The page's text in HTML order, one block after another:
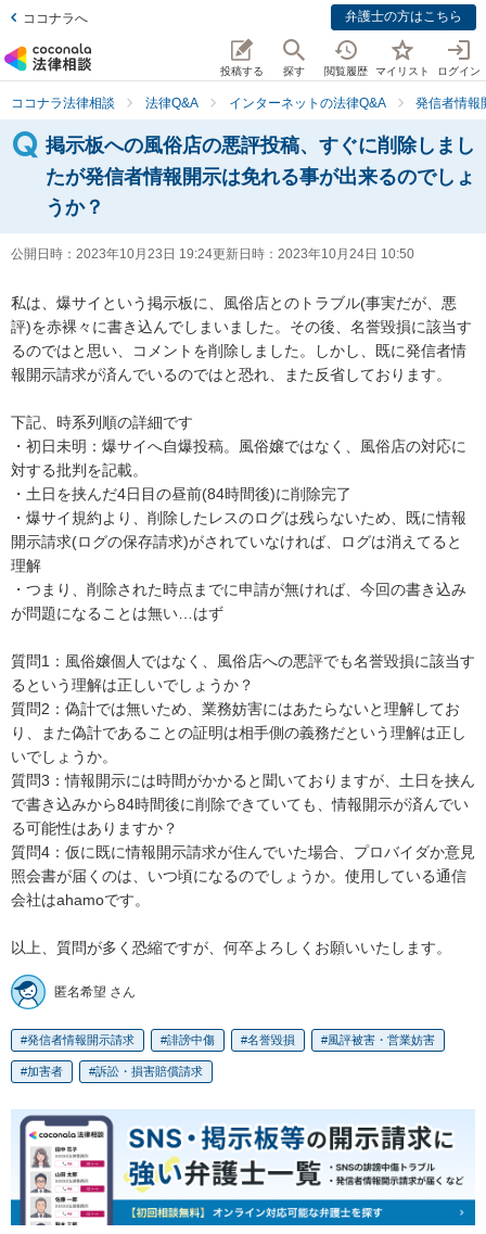
ココナラへ 弁護士の方はこちら
投稿する 探す 閲覧履歴 マイリスト ログイン
ココナラ法律相談 法律Q&A インターネットの法律Q&A 発信者情報
掲示板への風俗店の悪評投稿、すぐに削除しまし
たが発信者情報開示は免れる事が出来るのでしょ
うか？
公開日時： 2023年10月23日 19:24更新日時： 2023年10月24日 10:50
私は、爆サイという掲示板に、風俗店とのトラブル(事実だが、悪
評)を赤裸々に書き込んでしまいました。その後、名誉毀損に該当す
るのではと思い、コメントを削除しました。しかし、既に発信者情
報開示請求が済んでいるのではと恐れ、また反省しております。
下記、時系列順の詳細です
・初日未明：爆サイへ自爆投稿。風俗嬢ではなく、風俗店の対応に
対する批判を記載。
・土日を挟んだ4日目の昼前(84時間後)に削除完了
・爆サイ規約より、削除したレスのログは残らないため、既に情報
開示請求(ログの保存請求)がされていなければ、ログは消えてると
理解
・つまり、削除された時点までに申請が無ければ、今回の書き込み
が問題になることは無い…はず
質問1：風俗嬢個人ではなく、風俗店への悪評でも名誉毀損に該当す
るという理解は正しいでしょうか？
質問2：偽計では無いため、業務妨害にはあたらないと理解してお
り、また偽計であることの証明は相手側の義務だという理解は正し
いでしょうか。
質問3：情報開示には時間がかかると聞いておりますが、土日を挟ん
で書き込みから84時間後に削除できていても、情報開示が済んでい
る可能性はありますか？
質問4：仮に既に情報開示請求が住んでいた場合、プロバイダか意見
照会書が届くのは、いつ頃になるのでしょうか。使用している通信
会社はahamoです。
以上、質問が多く恐縮ですが、何卒よろしくお願いいたします。
匿名希望 さん
発信者情報開示請求 誹謗中傷 名誉毀損 風評被害・営業妨害
加害者 訴訟・損害賠償請求